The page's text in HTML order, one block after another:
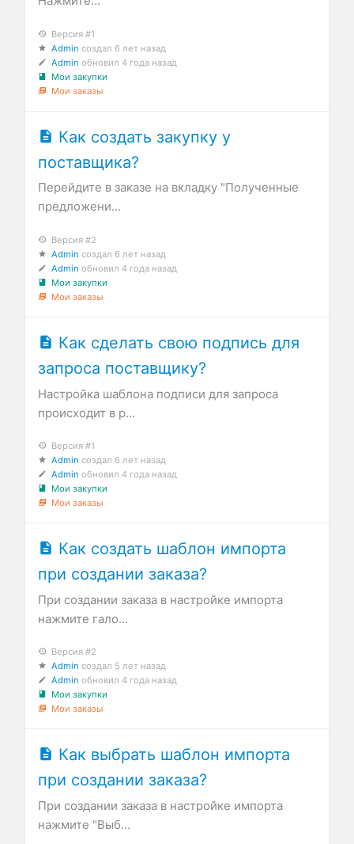
Версия #1
Admin создал 6 лет назад
Admin обновил 4 года назад
Мои закупки
Мои заказы
Как создать закупку у
поставщика?
Перейдите в заказе на вкладку "Полученные
предложени...
Версия #2
Admin создал 6 лет назад
Admin обновил 4 года назад
Мои закупки
Мои заказы
Как сделать свою подпись для
запроса поставщику?
Настройка шаблона подписи для запроса
происходит в р...
Версия #1
Admin создал 6 лет назад
Admin обновил 4 года назад
Мои закупки
Мои заказы
Как создать шаблон импорта
при создании заказа?
При создании заказа в настройке импорта
нажмите гало...
Версия #2
Admin создал 5 лет назад
Admin обновил 4 года назад
Мои закупки
Мои заказы
Как выбрать шаблон импорта
при создании заказа?
При создании заказа в настройке импорта
нажмите "Выб...